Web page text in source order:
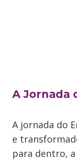
A Jornada
A jornada do
e
para dentro,